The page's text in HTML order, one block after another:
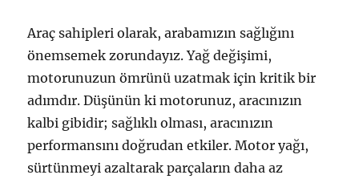
Araç sahipleri olarak, arabamızın sağlığını
önemsemek zorundayız. Yağ değişimi,
motorunuzun ömrünü uzatmak için kritik bir
adımdır. Düşünün ki motorunuz, aracınızın
kalbi gibidir; sağlıklı olması, aracınızın
performansını doğrudan etkiler. Motor yağı,
sürtünmeyi azaltarak parçaların daha az